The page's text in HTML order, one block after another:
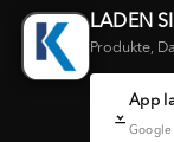
LADEN
Produkte,
App
Google